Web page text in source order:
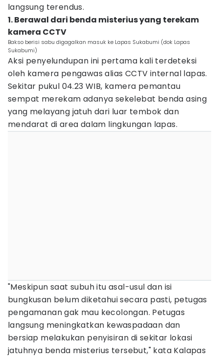
langsung terendus.
1. Berawal dari benda misterius yang terekam
kamera CCTV
Bakso berisi sabu digagalkan masuk ke Lapas Sukabumi (dok Lapas
Sukabumi)
Aksi penyelundupan ini pertama kali terdeteksi
oleh kamera pengawas alias CCTV internal lapas.
Sekitar pukul 04.23 WIB, kamera pemantau
sempat merekam adanya sekelebat benda asing
yang melayang jatuh dari luar tembok dan
mendarat di area dalam lingkungan lapas.
"Meskipun saat subuh itu asal-usul dan isi
bungkusan belum diketahui secara pasti, petugas
pengamanan gak mau kecolongan. Petugas
langsung meningkatkan kewaspadaan dan
bersiap melakukan penyisiran di sekitar lokasi
jatuhnya benda misterius tersebut," kata Kalapas